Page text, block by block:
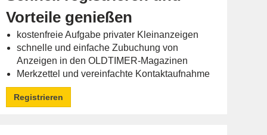
Vorteile genießen
kostenfreie Aufgabe privater Kleinanzeigen
schnelle und einfache Zubuchung von
Anzeigen in den OLDTIMER-Magazinen
Merkzettel und vereinfachte Kontaktaufnahme
Registrieren